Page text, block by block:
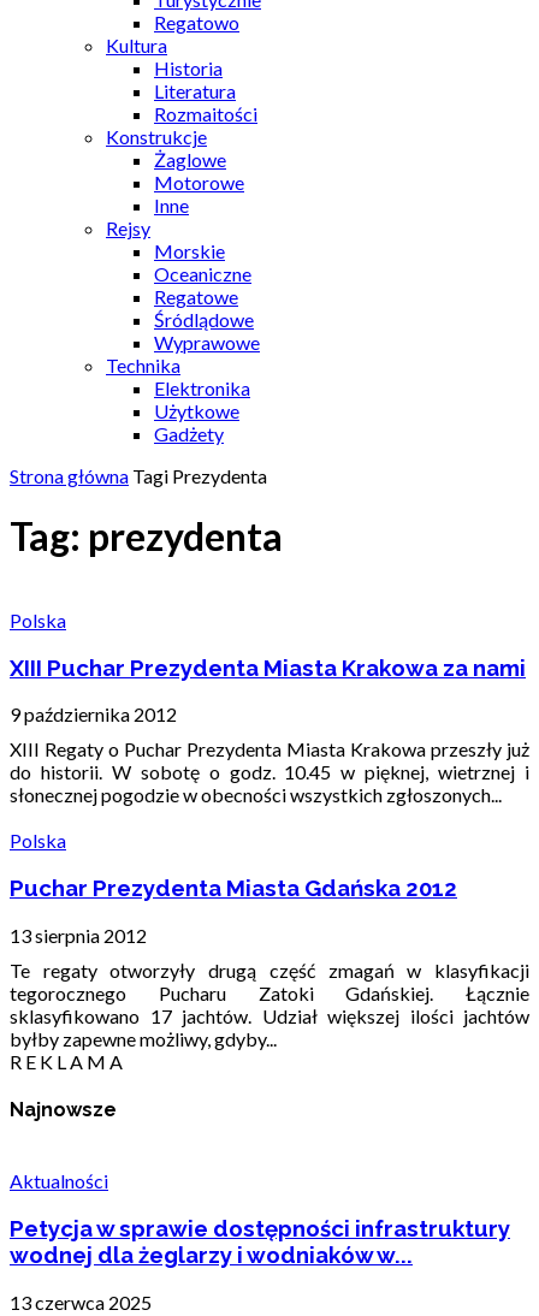
Regatowo
Kultura
Historia
Literatura
Rozmaitości
Konstrukcje
Żaglowe
Motorowe
Inne
Rejsy
Morskie
Oceaniczne
Regatowe
Śródlądowe
Wyprawowe
Technika
Elektronika
Użytkowe
Gadżety
Strona główna Tagi Prezydenta
Tag: prezydenta
Polska
XIII Puchar Prezydenta Miasta Krakowa za nami
9 października 2012
XIII Regaty o Puchar Prezydenta Miasta Krakowa przeszły już
do historii. W sobotę o godz. 10.45 w pięknej, wietrznej i
słonecznej pogodzie w obecności wszystkich zgłoszonych...
Polska
Puchar Prezydenta Miasta Gdańska 2012
13 sierpnia 2012
Te regaty otworzyły drugą część zmagań w klasyfikacji
tegorocznego Pucharu Zatoki Gdańskiej. Łącznie
sklasyfikowano 17 jachtów. Udział większej ilości jachtów
byłby zapewne możliwy, gdyby...
R E K L A M A
Najnowsze
Aktualności
Petycja w sprawie dostępności infrastruktury
wodnej dla żeglarzy i wodniaków w...
13 czerwca 2025